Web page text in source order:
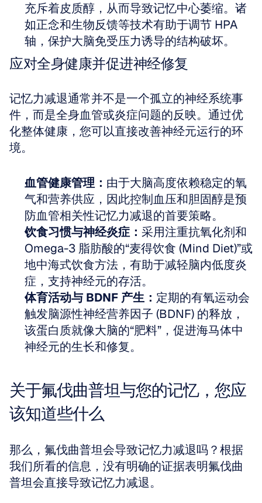
充斥着皮质醇，从而导致记忆中心萎缩。诸
如正念和生物反馈等技术有助于调节 HPA
轴，保护大脑免受压力诱导的结构破坏。
应对全身健康并促进神经修复
记忆力减退通常并不是一个孤立的神经系统事
件，而是全身血管或炎症问题的反映。通过优
化整体健康，您可以直接改善神经元运行的环
境。
血管健康管理： 由于大脑高度依赖稳定的氧
气和营养供应，因此控制血压和胆固醇是预
防血管相关性记忆力减退的首要策略。
饮食习惯与神经炎症： 采用注重抗氧化剂和
Omega-3 脂肪酸的“麦得饮食 (Mind Diet)”或
地中海式饮食方法，有助于减轻脑内低度炎
症，支持神经元的存活。
体育活动与 BDNF 产生： 定期的有氧运动会
触发脑源性神经营养因子 (BDNF) 的释放，
该蛋白质就像大脑的“肥料”，促进海马体中
神经元的生长和修复。
关于氟伐曲普坦与您的记忆，您应
该知道些什么
那么，氟伐曲普坦会导致记忆力减退吗？根据
我们所看的信息，没有明确的证据表明氟伐曲
普坦会直接导致记忆力减退。